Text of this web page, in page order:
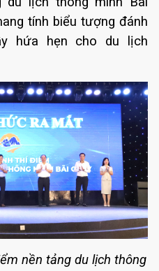
tính biểu tượng đánh
hứa hẹn cho du lịch
nền tảng du lịch thông